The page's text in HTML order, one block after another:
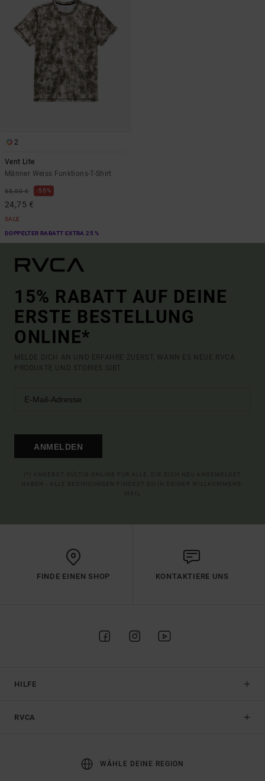
2
Vent Lite
Männer Weiss Funktions-T-Shirt
55,00 € 55%
24,75 €
SALE
DOPPELTER RABATT EXTRA 25 %
15% RABATT AUF DEINE
ERSTE BESTELLUNG
ONLINE*
MELDE DICH AN UND ERFAHRE ZUERST, WANN ES NEUE RVCA
PRODUKTE UND STORIES GIBT.
ANMELDEN
FINDE EINEN SHOP KONTAKTIERE UNS
HILFE
RVCA
WÄHLE DEINE REGION